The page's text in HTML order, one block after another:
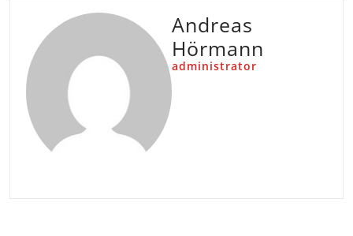
Andreas
Hörmann
administrator